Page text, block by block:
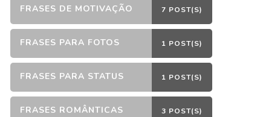
FRASES DE MOTIVAÇÃO 7 POST(S)
FRASES PARA FOTOS 1 POST(S)
FRASES PARA STATUS 1 POST(S)
FRASES ROMÂNTICAS 3 POST(S)